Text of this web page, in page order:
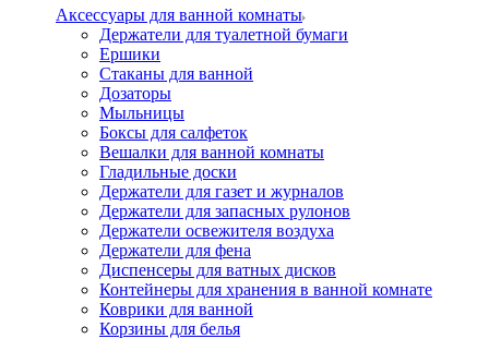
Аксессуары для ванной комнаты
Держатели для туалетной бумаги
Ершики
Стаканы для ванной
Дозаторы
Мыльницы
Боксы для салфеток
Вешалки для ванной комнаты
Гладильные доски
Держатели для газет и журналов
Держатели для запасных рулонов
Держатели освежителя воздуха
Держатели для фена
Диспенсеры для ватных дисков
Контейнеры для хранения в ванной комнате
Коврики для ванной
Корзины для белья